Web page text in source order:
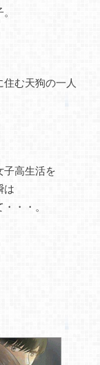
む天狗の一人
子高生活を
は
・・。